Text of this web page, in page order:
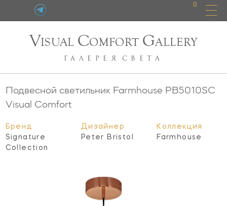
0
VISUAL COMFORT GALLERY
ГАЛЕРЕЯ СВЕТА
Подвесной светильник Farmhouse PB5010SC
Visual Comfort
Бренд
Signature
Collection
Дизайнер
Peter Bristol
Коллекция
Farmhouse